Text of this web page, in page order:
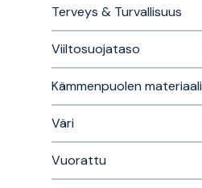
Terveys & Turvallisuus
Viiltosuojataso
Kämmenpuolen materiaali
Väri
Vuorattu